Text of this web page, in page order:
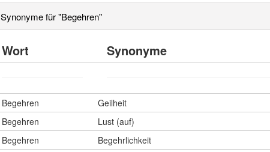
Synonyme für "Begehren"
Wort Synonyme
Begehren
Geilheit
Begehren
Lust (auf)
Begehren
Begehrlichkeit